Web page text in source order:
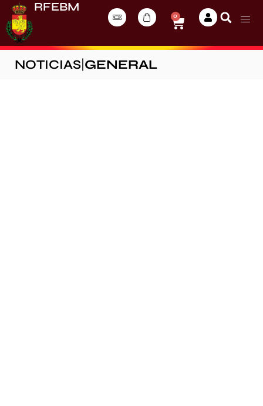
RFEBM
0
NOTICIAS GENERAL